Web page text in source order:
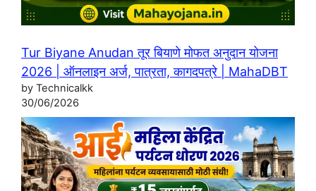
Tur Biyane Anudan तूर बियाणे मोफत अनुदान योजना
2026 | ऑनलाइन अर्ज, पात्रता, कागदपत्रे | MahaDBT
by Technicalkk
30/06/2026